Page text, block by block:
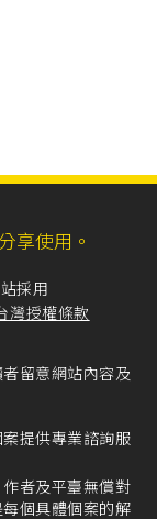
享使用。
採用
灣授權條款
留意網站內容及
提供專業諮詢服
者及平臺無償對
個具體個案的解